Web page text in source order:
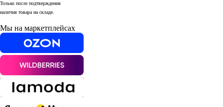
Только после подтверждения
наличия товара на складе.
Мы на маркетплейсах